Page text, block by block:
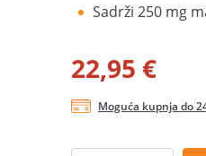
Sadrži 250 mg
22,95 €
Moguća kupnja do